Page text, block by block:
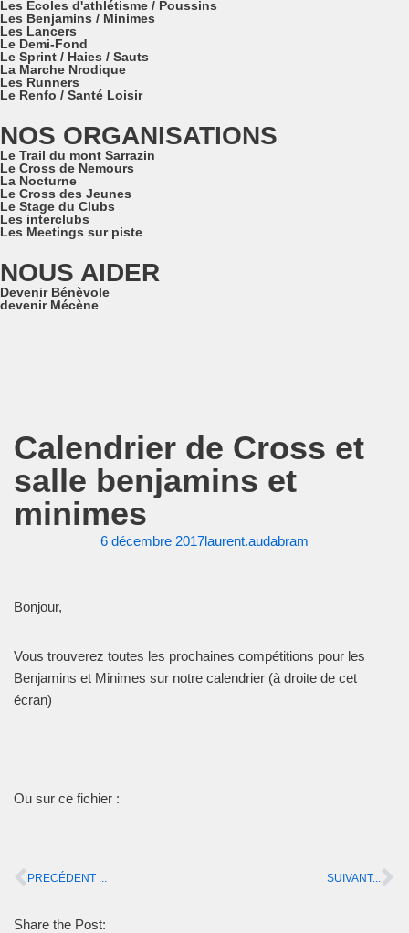
Les Ecoles d'athlétisme / Poussins
Les Benjamins / Minimes
Les Lancers
Le Demi-Fond
Le Sprint / Haies / Sauts
La Marche Nrodique
Les Runners
Le Renfo / Santé Loisir
NOS ORGANISATIONS
Le Trail du mont Sarrazin
Le Cross de Nemours
La Nocturne
Le Cross des Jeunes
Le Stage du Clubs
Les interclubs
Les Meetings sur piste
NOUS AIDER
Devenir Bénèvole
devenir Mécène
Calendrier de Cross et
salle benjamins et
minimes
6 décembre 2017laurent.audabram
Bonjour,
Vous trouverez toutes les prochaines compétitions pour les
Benjamins et Minimes sur notre calendrier (à droite de cet
écran)
Ou sur ce fichier :
PRECÉDENT ... SUIVANT...
Share the Post: